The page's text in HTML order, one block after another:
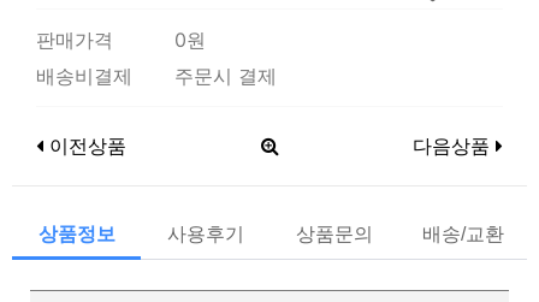
판매가격
0원
배송비결제
주문시 결제
이전상품 다음상품
상품정보 사용후기 상품문의 배송/교환